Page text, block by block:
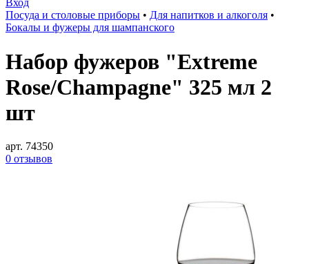
Вход
Посуда и столовые приборы • Для напитков и алкоголя •
Бокалы и фужеры для шампанского
Набор фужеров "Extreme
Rose/Champagne" 325 мл 2
шт
арт. 74350
0 отзывов